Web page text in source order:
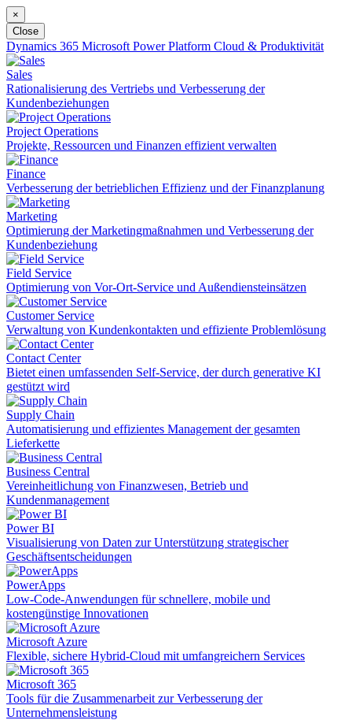
×
Close
Dynamics 365 Microsoft Power Platform Cloud & Produktivität
Sales
Rationalisierung des Vertriebs und Verbesserung der
Kundenbeziehungen
Project Operations
Projekte, Ressourcen und Finanzen effizient verwalten
Finance
Verbesserung der betrieblichen Effizienz und der Finanzplanung
Marketing
Optimierung der Marketingmaßnahmen und Verbesserung der
Kundenbeziehung
Field Service
Optimierung von Vor-Ort-Service und Außendiensteinsätzen
Customer Service
Verwaltung von Kundenkontakten und effiziente Problemlösung
Contact Center
Bietet einen umfassenden Self-Service, der durch generative KI
gestützt wird
Supply Chain
Automatisierung und effizientes Management der gesamten
Lieferkette
Business Central
Vereinheitlichung von Finanzwesen, Betrieb und
Kundenmanagement
Power BI
Visualisierung von Daten zur Unterstützung strategischer
Geschäftsentscheidungen
PowerApps
Low-Code-Anwendungen für schnellere, mobile und
kostengünstige Innovationen
Microsoft Azure
Flexible, sichere Hybrid-Cloud mit umfangreichern Services
Microsoft 365
Tools für die Zusammenarbeit zur Verbesserung der
Unternehmensleistung